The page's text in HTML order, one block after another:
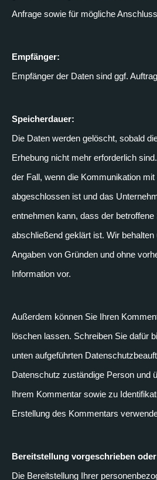
Anfrage sowie für mögliche
Empfänger:
Empfänger der Daten sind ggf.
Speicherdauer:
Die Daten werden gelöscht, sobald
Erhebung nicht mehr erforderlich
der Fall, wenn die Kommunikation
abgeschlossen ist und das
entnehmen kann, dass der betroffene
abschließend geklärt ist. Wir
Angaben von Gründen und ohne
Information vor.
Außerdem können Sie Ihren
löschen lassen. Schreiben Sie dafür
unten aufgeführten
Datenschutz zuständige Person und
Ihrem Kommentar sowie zu
Erstellung des Kommentars
Bereitstellung vorgeschrieben
Die Bereitstellung Ihrer